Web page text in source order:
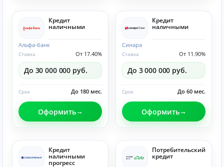
Кредит
наличными
Альфа-банк
От 17.40%
Ставка
До 30 000 000 руб.
До 180 мес.
Срок
Оформить
Кредит
наличными
Синара
От 11.90%
Ставка
До 3 000 000 руб.
До 60 мес.
Срок
Оформить
Кредит
наличными
прогресс
Потребительский
кредит